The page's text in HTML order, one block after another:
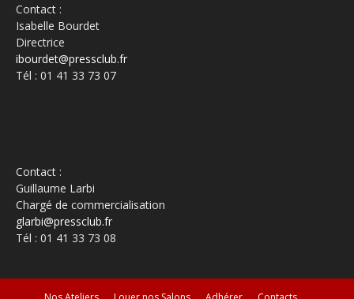
Contact :
Isabelle Bourdet
Directrice
ibourdet@pressclub.fr
Tél : 01 41 33 73 07
Contact :
Guillaume Larbi
Chargé de commercialisation
glarbi@pressclub.fr
Tél : 01 41 33 73 08